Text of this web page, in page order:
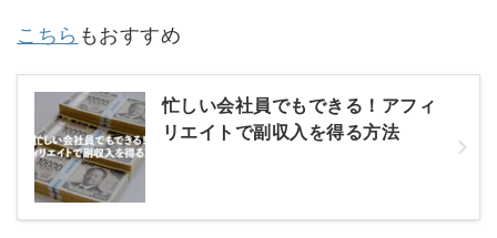
こちら もおすすめ
忙しい会社員でもできる！アフィ
リエイトで副収入を得る方法